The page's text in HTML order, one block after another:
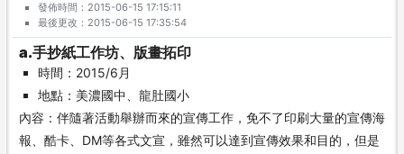
發佈時間
2015-06-15 17:15:11
最後更改
2015-06-15 17:35:54
a.手抄紙工作坊、版畫拓印
時間：2015/6月
地點：美濃國中、龍肚國小
內容：伴隨著活動舉辦而來的宣傳工作，免不了印刷大量的宣傳海
報、酷卡、DM等各式文宣，雖然可以達到宣傳效果和目的，但是